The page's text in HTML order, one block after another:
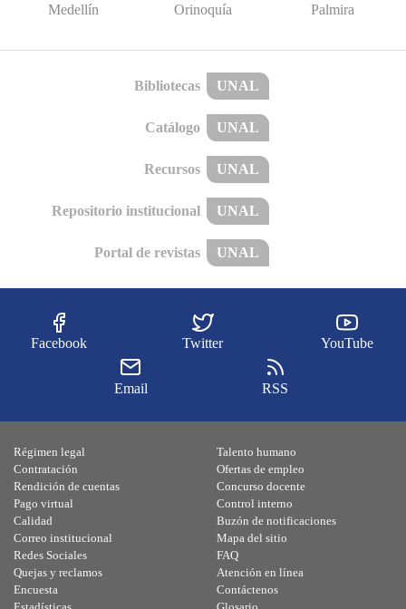
Medellín Orinoquía Palmira
Bibliotecas UNAL
Catálogo UNAL
Recursos UNAL
Repositorio institucional UNAL
Portal de revistas UNAL
Facebook Twitter YouTube
Email RSS
Régimen legal
Contratación
Rendición de cuentas
Pago virtual
Calidad
Talento humano
Ofertas de empleo
Concurso docente
Control interno
Buzón de notificaciones
Correo institucional
Redes Sociales
Quejas y reclamos
Encuesta
Mapa del sitio
FAQ
Atención en línea
Contáctenos